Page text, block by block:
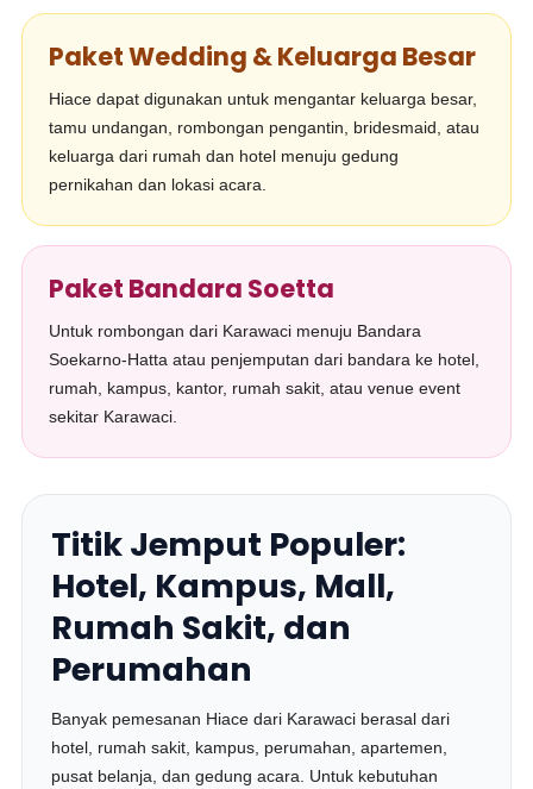
Paket Wedding & Keluarga Besar
Hiace dapat digunakan untuk mengantar keluarga besar,
tamu undangan, rombongan pengantin, bridesmaid, atau
keluarga dari rumah dan hotel menuju gedung
pernikahan dan lokasi acara.
Paket Bandara Soetta
Untuk rombongan dari Karawaci menuju Bandara
Soekarno-Hatta atau penjemputan dari bandara ke hotel,
rumah, kampus, kantor, rumah sakit, atau venue event
sekitar Karawaci.
Titik Jemput Populer:
Hotel, Kampus, Mall,
Rumah Sakit, dan
Perumahan
Banyak pemesanan Hiace dari Karawaci berasal dari
hotel, rumah sakit, kampus, perumahan, apartemen,
pusat belanja, dan gedung acara. Untuk kebutuhan